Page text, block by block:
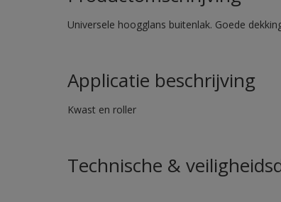
Universele hoogglans buitenlak. Goede
Applicatie beschrijving
Kwast en roller
Technische &